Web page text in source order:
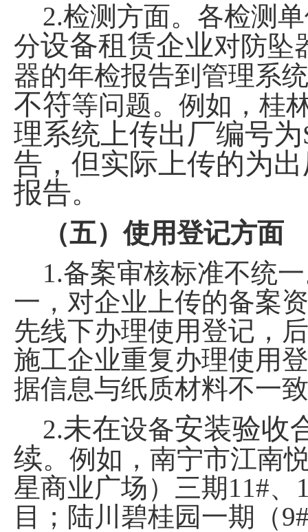
2.检测方面。各检测
分设备租赁企业对防坠
器的年检报告到管理系统
不符等问题。例如，桂
理系统上传出厂编号为
告，但实际上传的为
报告。
（五）使用登记方面
1.备案审核标准不统
一，对企业上传的备案
先线下办理使用登记，
施工企业重复办理使用
据信息与纸质材料不一
2.未在设备安装验收
续。例如，南宁市江南
星商业广场）三期11#、
目；陆川碧桂园一期（